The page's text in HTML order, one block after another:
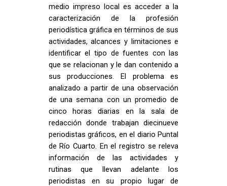
medio impreso local es acceder a la
caracterización de la profesión
periodística gráfica en términos de sus
actividades, alcances y limitaciones e
identificar el tipo de fuentes con las
que se relacionan y le dan contenido a
sus producciones. El problema es
analizado a partir de una observación
de una semana con un promedio de
cinco horas diarias en la sala de
redacción donde trabajan diecinueve
periodistas gráficos, en el diario Puntal
de Río Cuarto. En el registro se releva
información de las actividades y
rutinas que llevan adelante los
periodistas en su propio lugar de